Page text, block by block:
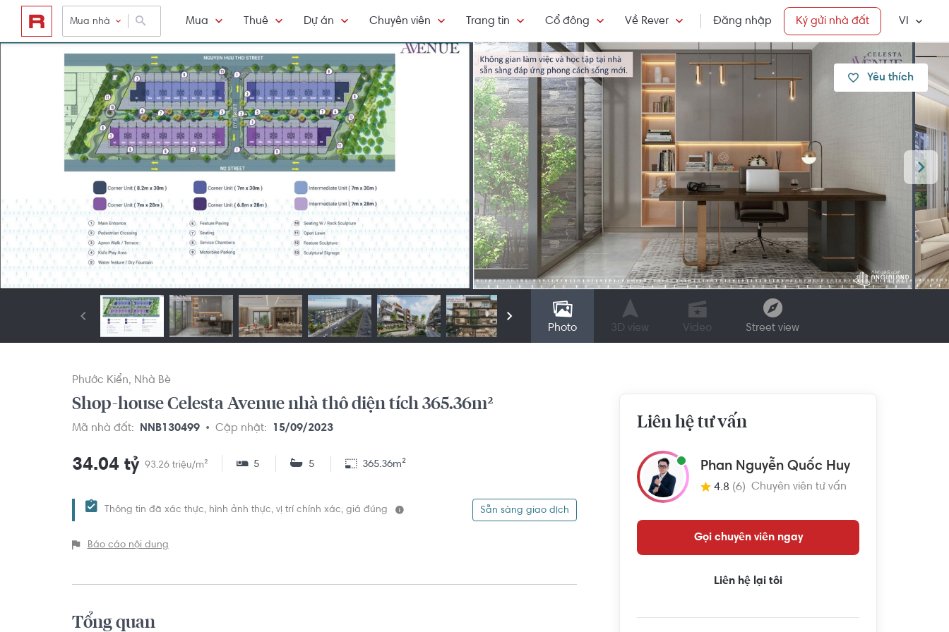
Mua nhà Mua Thuê Dự án Chuyên viên Trang tin Cổ đông Về Rever Đăng nhập Ký gửi nhà đất VI
Yêu thích
Photo 3D view Video Street view
Phước Kiển Nhà Bè
Shop-house Celesta Avenue nhà thô diện tích 365.36m²
Mã nhà đất: NNB130499 Cập nhật: 15/09/2023
34.04 tỷ 93.26 triệu/m² 5 5 365.36m²
Thông tin đã xác thực, hình ảnh thực, vị trí chính xác, giá đúng Sẵn sàng giao dịch
Báo cáo nội dung
Tổng quan
Liên hệ tư vấn
Phan Nguyễn Quốc Huy
4.8 (6) Chuyên viên tư vấn
Gọi chuyên viên ngay
Liên hệ lại tôi